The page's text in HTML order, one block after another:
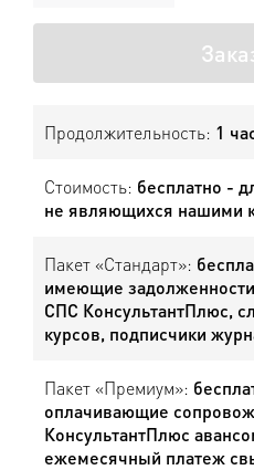
Продолжительность: 1
Стоимость: бесплатно -
не являющихся нашими
Пакет «Стандарт»:
имеющие
СПС КонсультантПлюс,
курсов, подписчики
Пакет «Премиум»:
оплачивающие
КонсультантПлюс
ежемесячный платеж